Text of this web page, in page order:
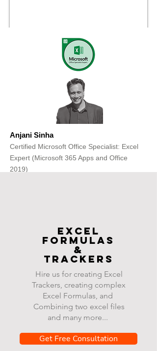
Anjani Sinha
Certified Microsoft Office Specialist: Excel
Expert (Microsoft 365 Apps and Office
2019)
Excel
FOrmulas
&
Trackers
Hire us for creating Excel
Trackers, creating complex
Excel Formulas, and
Combining two excel files
and many more...
Get Free Consultation